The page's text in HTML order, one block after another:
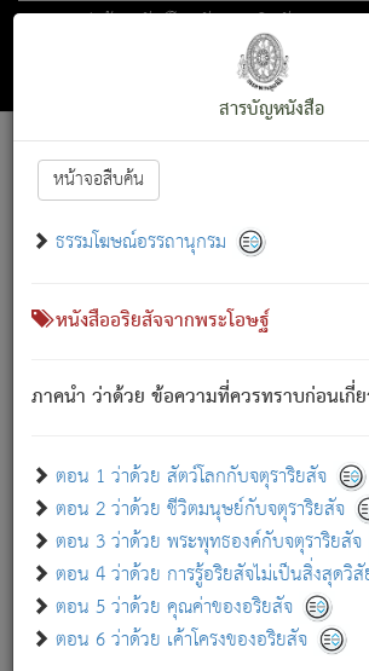
ตอน 1 ว่าด้วย สัตว์โลกกับจตุราริยสัจ
สารบัญหนังสือ
หน้าจอสืบค้น
ธรรมโฆษณ์อรรถานุกรม
หนังสืออริยสัจจากพระโอษฐ์
ภาคนำ ว่าด้วย ข้อความที่ควรทราบก่อนเกี่
ตอน 1 ว่าด้วย สัตว์โลกกับจตุราริยสัจ
ตอน 2 ว่าด้วย ชีวิตมนุษย์กับจตุราริยสัจ
ตอน 3 ว่าด้วย พระพุทธองค์กับจตุราริยสัจ
ตอน 4 ว่าด้วย การรู้อริยสัจไม่เป็นสิ่งสุดวิ
ตอน 5 ว่าด้วย คุณค่าของอริยสัจ
ตอน 6 ว่าด้วย เค้าโครงของอริยสัจ
Font :15 ]||
สัตว์โลกนี้ เกิดความเดือดร้อนแล้ว มีผัสสะ
เขาสำคัญสิ่งใด โดยความเป็นประการใด แ
(ตามที่เป็นจริง) โดยประการอื่นจากที่เขาสำคัญ
สัตว์โลกติดข้องอยู่ในภพ ถูกภพบังหน้าแล้
เป็นอย่างอื่น (จากที่มันเป็นอยู่จริง) จึงได้เพลิ
เขาเพลิดเพลินยิ่งนักในสิ่งใด สิ่งนั้นเป็นภั
เขากลัวต่อสิ่งใดสิ่งนั้นเป็นทุกข์
พรหมจรรย์นี้ อันบุคคลย่อมประพฤติ ก็เพื่
ภพ.
สมณะหรือพราหมณ์เหล่าใด กล่าวความ
มีได้เพราะภพ เรากล่าวว่า สมณะหรือพราห
มิใช่ผู้หลดพ้นจากภพ.